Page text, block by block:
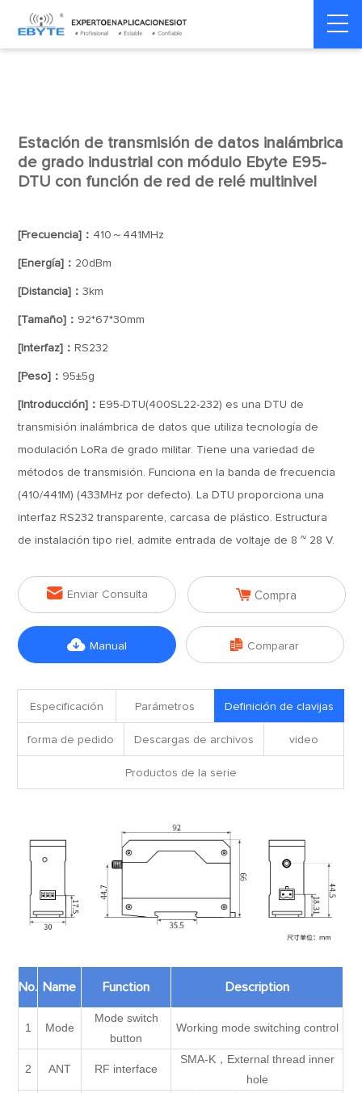
Home > Módem >
inalámbrico
Estación de transmisión de datos inalámbrica
de grado industrial con módulo Ebyte E95-
DTU con función de red de relé multinivel
[Frecuencia]： 410～441MHz
[Energía]： 20dBm
[Distancia]：3km
[Tamaño]： 92*67*30mm
[Interfaz]： RS232
[Peso]： 95±5g
[Introducción]： E95-DTU(400SL22-232) es una DTU de
transmisión inalámbrica de datos que utiliza tecnología de
modulación LoRa de grado militar. Tiene una variedad de
métodos de transmisión. Funciona en la banda de frecuencia
(410/441M) (433MHz por defecto). La DTU proporciona una
interfaz RS232 transparente, carcasa de plástico. Estructura
de instalación tipo riel, admite entrada de voltaje de 8 ~ 28 V.
 Enviar Consulta  Compra
 Manual  Comparar
Especificación Parámetros Definición de clavijas
forma de pedido Descargas de archivos video
Productos de la serie
No. Name Function Description
1 Mode
Mode switch
button
Working mode switching control
2 ANT RF interface
SMA-K，External thread inner
hole